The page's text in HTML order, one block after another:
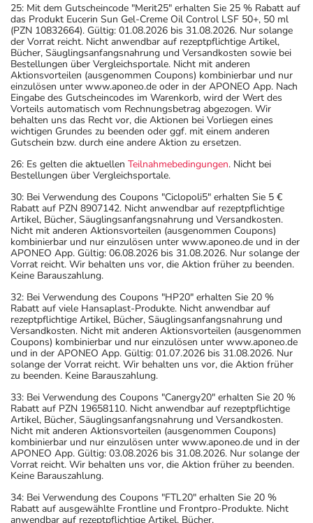
25: Mit dem Gutscheincode "Merit25" erhalten Sie 25 % Rabatt auf
das Produkt Eucerin Sun Gel-Creme Oil Control LSF 50+, 50 ml
(PZN 10832664). Gültig: 01.08.2026 bis 31.08.2026. Nur solange
der Vorrat reicht. Nicht anwendbar auf rezeptpflichtige Artikel,
Bücher, Säuglingsanfangsnahrung und Versandkosten sowie bei
Bestellungen über Vergleichsportale. Nicht mit anderen
Aktionsvorteilen (ausgenommen Coupons) kombinierbar und nur
einzulösen unter www.aponeo.de oder in der APONEO App. Nach
Eingabe des Gutscheincodes im Warenkorb, wird der Wert des
Vorteils automatisch vom Rechnungsbetrag abgezogen. Wir
behalten uns das Recht vor, die Aktionen bei Vorliegen eines
wichtigen Grundes zu beenden oder ggf. mit einem anderen
Gutschein bzw. durch eine andere Aktion zu ersetzen.
26: Es gelten die aktuellen Teilnahmebedingungen. Nicht bei
Bestellungen über Vergleichsportale.
30: Bei Verwendung des Coupons "Ciclopoli5" erhalten Sie 5 €
Rabatt auf PZN 8907142. Nicht anwendbar auf rezeptpflichtige
Artikel, Bücher, Säuglingsanfangsnahrung und Versandkosten.
Nicht mit anderen Aktionsvorteilen (ausgenommen Coupons)
kombinierbar und nur einzulösen unter www.aponeo.de und in der
APONEO App. Gültig: 06.08.2026 bis 31.08.2026. Nur solange der
Vorrat reicht. Wir behalten uns vor, die Aktion früher zu beenden.
Keine Barauszahlung.
32: Bei Verwendung des Coupons "HP20" erhalten Sie 20 %
Rabatt auf viele Hansaplast-Produkte. Nicht anwendbar auf
rezeptpflichtige Artikel, Bücher, Säuglingsanfangsnahrung und
Versandkosten. Nicht mit anderen Aktionsvorteilen (ausgenommen
Coupons) kombinierbar und nur einzulösen unter www.aponeo.de
und in der APONEO App. Gültig: 01.07.2026 bis 31.08.2026. Nur
solange der Vorrat reicht. Wir behalten uns vor, die Aktion früher
zu beenden. Keine Barauszahlung.
33: Bei Verwendung des Coupons "Canergy20" erhalten Sie 20 %
Rabatt auf PZN 19658110. Nicht anwendbar auf rezeptpflichtige
Artikel, Bücher, Säuglingsanfangsnahrung und Versandkosten.
Nicht mit anderen Aktionsvorteilen (ausgenommen Coupons)
kombinierbar und nur einzulösen unter www.aponeo.de und in der
APONEO App. Gültig: 03.08.2026 bis 31.08.2026. Nur solange der
Vorrat reicht. Wir behalten uns vor, die Aktion früher zu beenden.
Keine Barauszahlung.
34: Bei Verwendung des Coupons "FTL20" erhalten Sie 20 %
Rabatt auf ausgewählte Frontline und Frontpro-Produkte. Nicht
anwendbar auf rezeptpflichtige Artikel, Bücher,